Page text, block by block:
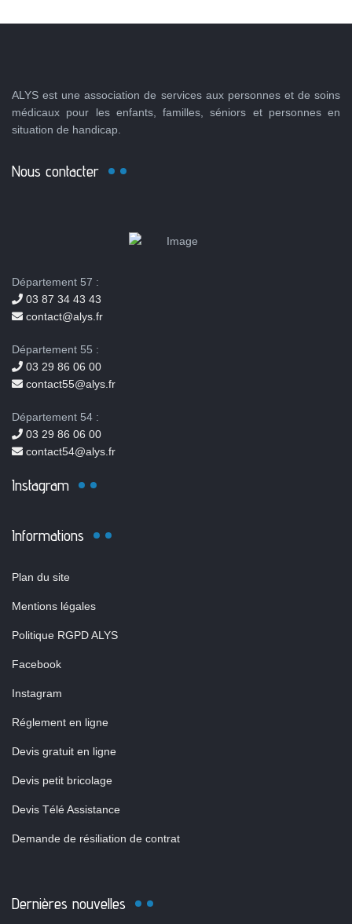
ALYS est une association de services aux personnes et de soins
médicaux pour les enfants, familles, séniors et personnes en
situation de handicap.
Nous contacter
Département 57 :
03 87 34 43 43
contact@alys.fr
Département 55 :
03 29 86 06 00
contact55@alys.fr
Département 54 :
03 29 86 06 00
contact54@alys.fr
Instagram
Informations
Plan du site
Mentions légales
Politique RGPD ALYS
Facebook
Instagram
Réglement en ligne
Devis gratuit en ligne
Devis petit bricolage
Devis Télé Assistance
Demande de résiliation de contrat
Dernières nouvelles